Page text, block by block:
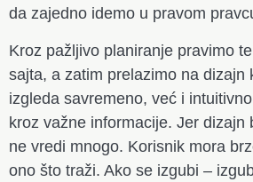
da zajedno idemo u pravom
Kroz pažljivo planiranje pravimo
sajta, a zatim prelazimo na dizajn
izgleda savremeno, već i
kroz važne informacije. Jer dizajn
ne vredi mnogo. Korisnik mora
ono što traži. Ako se izgubi –